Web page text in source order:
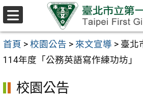
跳至主要內容區
首頁 > 校園公告 > 來文宣導 > 臺北
114年度「公務英語寫作練功坊」
校園公告
選
單